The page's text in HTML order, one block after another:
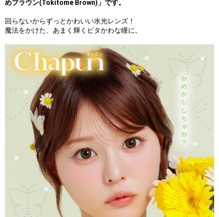
めブラウン(Tokitome Brown)」です。
回らないからずっとかわいい水光レンズ！
魔法をかけた、あまく輝くピタかわな瞳に。